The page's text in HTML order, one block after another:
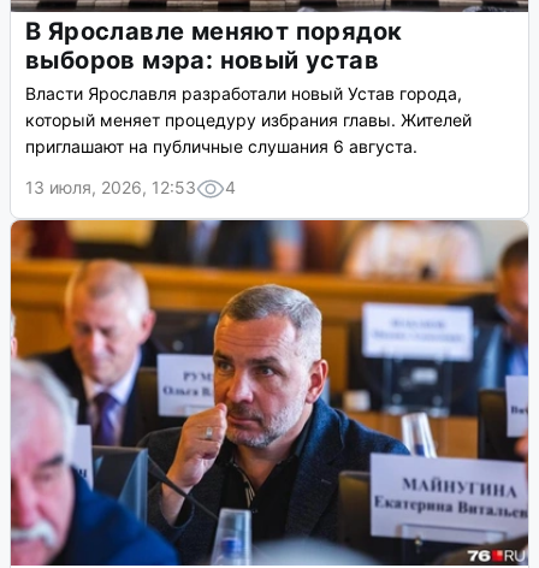
В Ярославле меняют порядок
выборов мэра: новый устав
Власти Ярославля разработали новый Устав города,
который меняет процедуру избрания главы. Жителей
приглашают на публичные слушания 6 августа.
13 июля, 2026, 12:53
4